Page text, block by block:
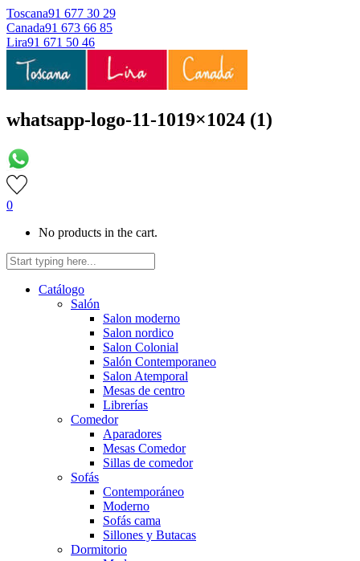
Toscana91 677 30 29
Canada91 673 66 85
Lira91 671 50 46
whatsapp-logo-11-1019×1024 (1)
0
No products in the cart.
Catálogo
Salón
Salon moderno
Salon nordico
Salon Colonial
Salón Contemporaneo
Salon Atemporal
Mesas de centro
Librerías
Comedor
Aparadores
Mesas Comedor
Sillas de comedor
Sofás
Contemporáneo
Moderno
Sofás cama
Sillones y Butacas
Dormitorio